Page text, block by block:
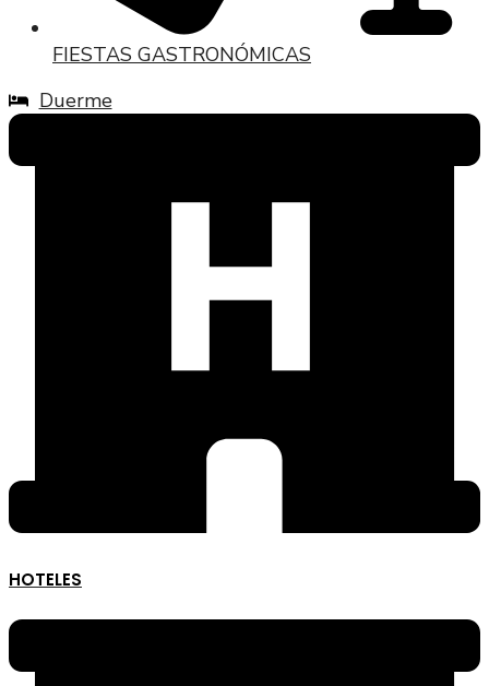
FIESTAS GASTRONÓMICAS
Duerme
HOTELES